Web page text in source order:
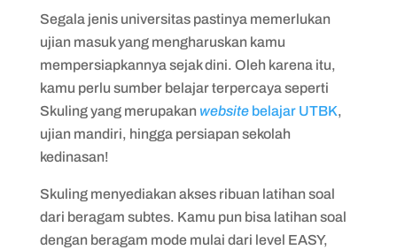
Segala jenis universitas pastinya memerlukan
ujian masuk yang mengharuskan kamu
mempersiapkannya sejak dini. Oleh karena itu,
kamu perlu sumber belajar terpercaya seperti
Skuling yang merupakan website belajar UTBK,
ujian mandiri, hingga persiapan sekolah
kedinasan!
Skuling menyediakan akses ribuan latihan soal
dari beragam subtes. Kamu pun bisa latihan soal
dengan beragam mode mulai dari level EASY,